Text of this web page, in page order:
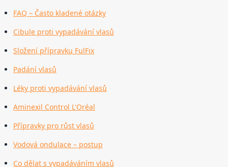
FAQ – Často kladené otázky
Cibule proti vypadávání vlasů
Složení přípravku FulFix
Padání vlasů
Léky proti vypadávání vlasů
Aminexil Control L'Oréal
Přípravky pro růst vlasů
Vodová ondulace – postup
Co dělat s vypadáváním vlasů